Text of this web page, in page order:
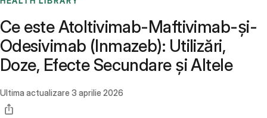
Ce este Atoltivimab-Maftivimab-și-
Odesivimab (Inmazeb): Utilizări,
Doze, Efecte Secundare și Altele
Ultima actualizare 3 aprilie 2026